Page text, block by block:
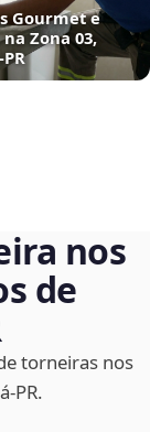
Gourmet e
Zona 03,
nos
de
torneiras nos